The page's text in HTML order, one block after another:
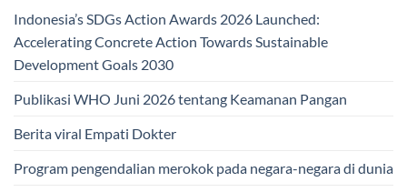
Indonesia’s SDGs Action Awards 2026 Launched:
Accelerating Concrete Action Towards Sustainable
Development Goals 2030
Publikasi WHO Juni 2026 tentang Keamanan Pangan
Berita viral Empati Dokter
Program pengendalian merokok pada negara-negara di dunia